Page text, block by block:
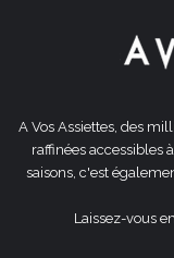
A Vos Assiettes, des
raffinées accessibles
saisons, c'est
Laissez-vous